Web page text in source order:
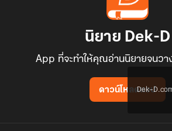
นิยาย Dek-D
App ที่จะทำให้คุณอ่านนิยายจนวา
ดาวน์โหลดแอป
Dek-